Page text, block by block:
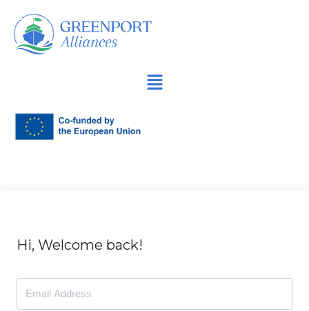
Продължете
към
Hi, Welcome back!